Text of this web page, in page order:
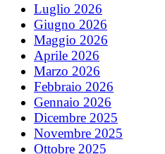
Luglio 2026
Giugno 2026
Maggio 2026
Aprile 2026
Marzo 2026
Febbraio 2026
Gennaio 2026
Dicembre 2025
Novembre 2025
Ottobre 2025